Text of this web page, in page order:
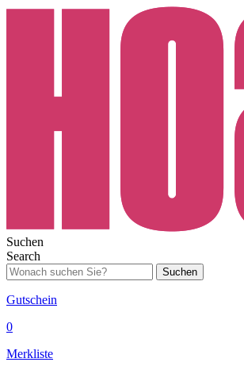
Suchen
Search
Suchen
Gutschein
0
Merkliste